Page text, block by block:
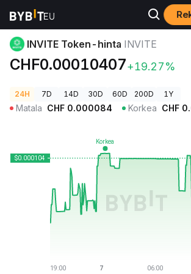
Kryptohinnat INVITE Token-hinta INVITE
INVITE Token-hinta INVITE
CHF0.00010407+19.27%
24H 7D 14D 30D 60D 200D 1Y
Matala CHF 0.000084 Korkea CHF